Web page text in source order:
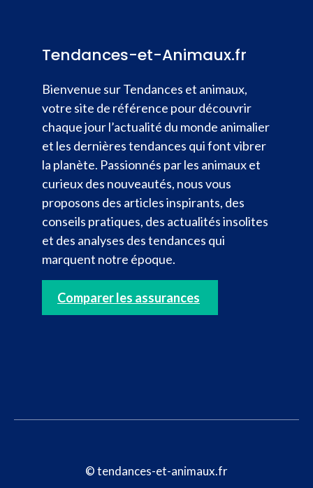
Tendances-et-Animaux.fr
Bienvenue sur Tendances et animaux,
votre site de référence pour découvrir
chaque jour l’actualité du monde animalier
et les dernières tendances qui font vibrer
la planète. Passionnés par les animaux et
curieux des nouveautés, nous vous
proposons des articles inspirants, des
conseils pratiques, des actualités insolites
et des analyses des tendances qui
marquent notre époque.
Comparer les assurances
© tendances-et-animaux.fr